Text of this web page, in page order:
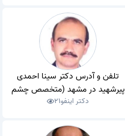
تلفن و آدرس دکتر سینا احمدی
پیرشهید در مشهد (متخصص چشم
پزشکی)
دکتر اینفو21